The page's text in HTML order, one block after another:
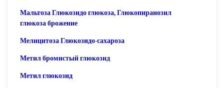
Мальтоза Глюкозидо глюкоза, Глюкопиранозил
глюкоза брожение
Мелицитоза Глюкозидо-сахароза
Метил бромистый глюкозид
Метил глюкозид